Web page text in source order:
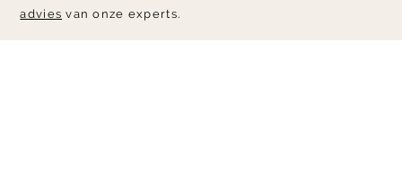
advies van onze experts.